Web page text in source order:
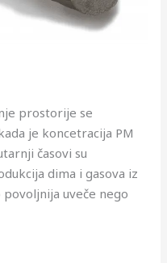
prostorije se
je koncetracija PM
časovi su
dima i gasova iz
uveče nego